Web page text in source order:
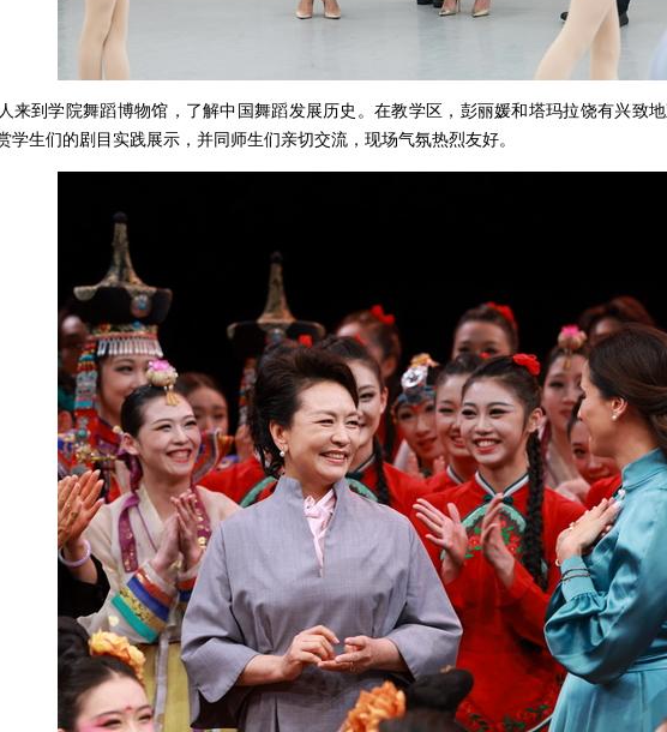
来到学院舞蹈博物馆，了解中国舞蹈发展历史。在教学区，彭丽媛和塔玛拉饶有兴致
学生们的剧目实践展示，并同师生们亲切交流，现场气氛热烈友好。